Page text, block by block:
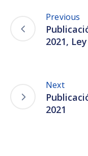
Previous
2021,
Next
2021